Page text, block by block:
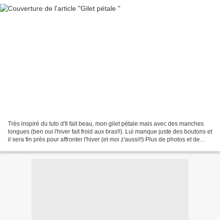
Très inspiré du tuto d'Il fait beau, mon gilet pétale mais avec des manches
longues (ben oui l'hiver fait froid aux bras!!). Lui manque juste des boutons et
il sera fin près pour affronter l'hiver (et moi z'aussi!!) Plus de photos et de